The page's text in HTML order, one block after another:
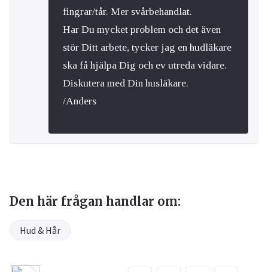
fingrar/tår. Mer svårbehandlat.
Har Du mycket problem och det även
stör Ditt arbete, tycker jag en hudläkare
ska få hjälpa Dig och ev utreda vidare.
Diskutera med Din husläkare.
/Anders
Den här frågan handlar om:
Hud & Hår